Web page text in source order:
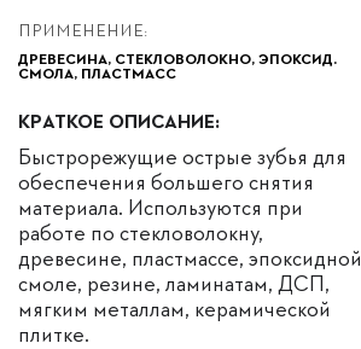
ПРИМЕНЕНИЕ:
ДРЕВЕСИНА, СТЕКЛОВОЛОКНО, ЭПОКСИД.
СМОЛА, ПЛАСТМАСС
КРАТКОЕ ОПИСАНИЕ:
Быстрорежущие острые зубья для
обеспечения большего снятия
материала. Используются при
работе по стекловолокну,
древесине, пластмассе, эпоксидной
смоле, резине, ламинатам, ДСП,
мягким металлам, керамической
плитке.